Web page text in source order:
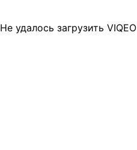
Не удалось загрузить VIQEO